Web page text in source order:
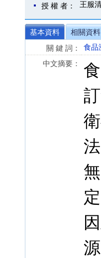
授 權 者： 王服
基本資料
相關資料
關 鍵 詞：
食品
中文摘要：